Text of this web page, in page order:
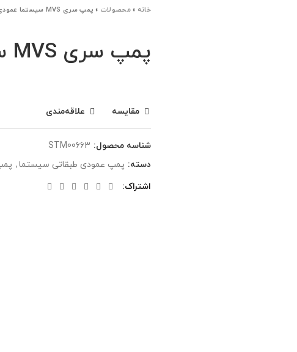
خانه »محصولات » پمپ سری MVS سیستما عمودی طبقاتی
پمپ سری MVS سیستما عمودی طبقاتی
مقایسه علاقه‌مندی
شناسه محصول: STM00663
دسته: پمپ عمودی طبقاتی سیستما,
اشتراک